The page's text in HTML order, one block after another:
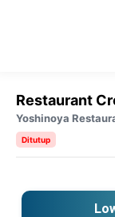
Restaurant
Yoshinoya
Ditutup